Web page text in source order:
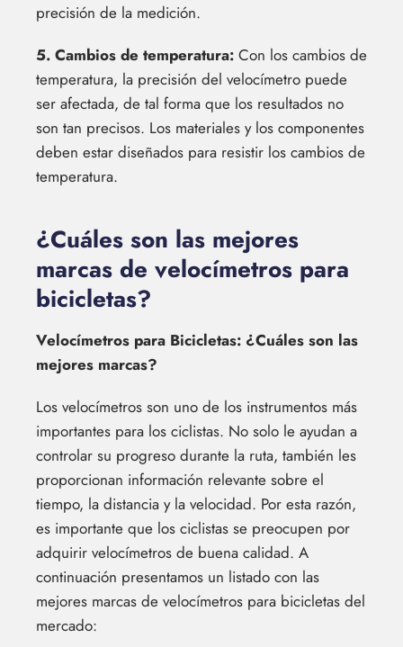
precisión de la medición.
5. Cambios de temperatura: Con los cambios de
temperatura, la precisión del velocímetro puede
ser afectada, de tal forma que los resultados no
son tan precisos. Los materiales y los componentes
deben estar diseñados para resistir los cambios de
temperatura.
¿Cuáles son las mejores
marcas de velocímetros para
bicicletas?
Velocímetros para Bicicletas: ¿Cuáles son las
mejores marcas?
Los velocímetros son uno de los instrumentos más
importantes para los ciclistas. No solo le ayudan a
controlar su progreso durante la ruta, también les
proporcionan información relevante sobre el
tiempo, la distancia y la velocidad. Por esta razón,
es importante que los ciclistas se preocupen por
adquirir velocímetros de buena calidad. A
continuación presentamos un listado con las
mejores marcas de velocímetros para bicicletas del
mercado: